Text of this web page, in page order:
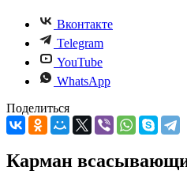
Вконтакте
Telegram
YouTube
WhatsApp
Поделиться
Карман